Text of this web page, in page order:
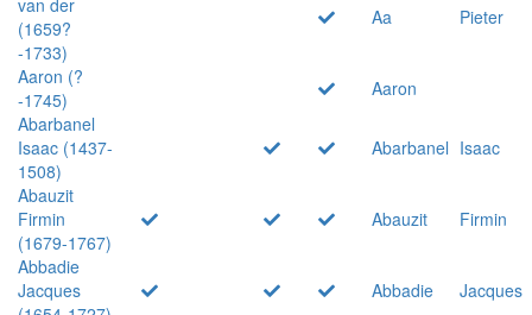
(1659?
-1733)
Aa Pieter
Aaron (?
-1745)
Aaron
Abarbanel
Isaac (1437-
1508)
Abarbanel Isaac
Abauzit
Firmin
(1679-1767)
Abauzit
Firmin
Abbadie
Jacques
Abbadie
Jacques